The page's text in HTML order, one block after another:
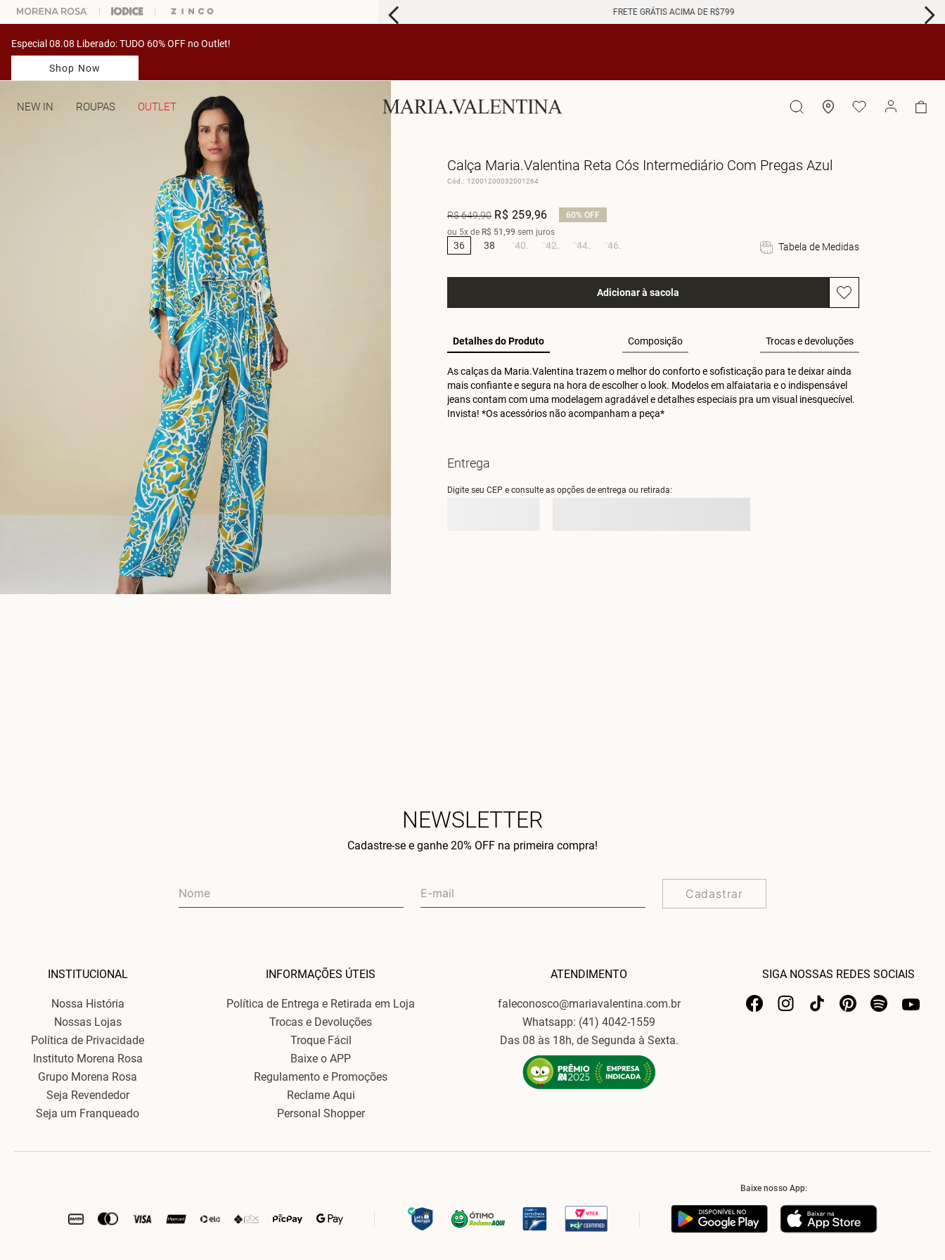
ESCOLHER SEU LOOK? FALE COM NOSSA PERSONAL SHOPPER. FRETE GRÁTIS ACIMA DE R$799
Especial 08.08 Liberado: TUDO 60% OFF no Outlet!
Shop Now
NEW IN ROUPAS OUTLET
Calça Maria.Valentina Reta Cós Intermediário Com Pregas Azul
Cód. : 12001200032001264
R$649,90 R$ 259,96 60% OFF
ou 5x de R$ 51 ,99 sem juros
36 38 40 42 44 46 Tabela de Medidas
Adicionar à sacola
Detalhes do Produto Composição Trocas e devoluções
As calças da Maria.Valentina trazem o melhor do conforto e sofisticação para te deixar ainda
mais confiante e segura na hora de escolher o look. Modelos em alfaiataria e o indispensável
jeans contam com uma modelagem agradável e detalhes especiais pra um visual inesquecível.
Invista! *Os acessórios não acompanham a peça*
Entrega
Digite seu CEP e consulte as opções de entrega ou retirada:
NEWSLETTER
Cadastre-se e ganhe 20% OFF na primeira compra!
Cadastrar
INSTITUCIONAL
Nossa História
Nossas Lojas
Política de Privacidade
Instituto Morena Rosa
Grupo Morena Rosa
Seja Revendedor
Seja um Franqueado
INFORMAÇÕES ÚTEIS
Política de Entrega e Retirada em Loja
Trocas e Devoluções
Troque Fácil
Baixe o APP
Regulamento e Promoções
Reclame Aqui
Personal Shopper
ATENDIMENTO
faleconosco@mariavalentina.com.br
Whatsapp: (41) 4042-1559
Das 08 às 18h, de Segunda à Sexta.
SIGA NOSSAS REDES SOCIAIS
Baixe nosso App: